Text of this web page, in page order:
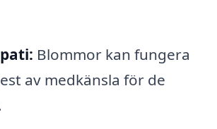
Blommor kan fungera
av medkänsla för de